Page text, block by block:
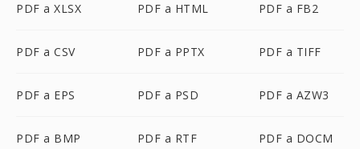
PDF a XLSX PDF a HTML PDF a FB2
PDF a CSV PDF a PPTX PDF a TIFF
PDF a EPS PDF a PSD PDF a AZW3
PDF a BMP PDF a RTF PDF a DOCM